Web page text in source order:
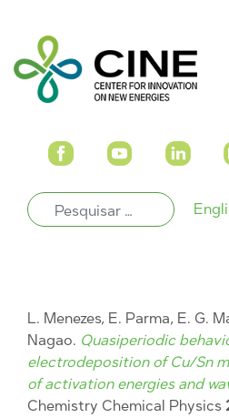
L. Menezes, E. Parma, E. G.
Nagao. Quasiperiodic
electrodeposition of Cu/Sn
of activation energies and
Chemistry Chemical Physics